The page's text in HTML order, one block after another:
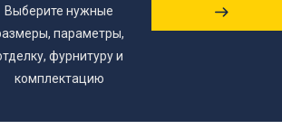
Выберите нужные
параметры,
фурнитуру и
комплектацию